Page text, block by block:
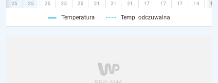
Temperatura Temp. odczuwalna